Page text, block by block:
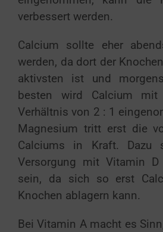
verbessert werden.
Calcium sollte eher
werden, da dort der
aktivsten ist und
besten wird Calcium mit
Verhältnis von 2 : 1
Magnesium tritt erst die
Calciums in Kraft. Dazu
Versorgung mit Vitamin
sein, da sich so erst
Knochen ablagern kann.
Bei Vitamin A macht es